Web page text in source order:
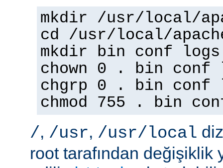
mkdir /usr/local/
cd /usr/local/
mkdir bin conf logs
chown 0 . bin conf
chgrp 0 . bin conf
chmod 755 . bin
/, /usr, /usr/local
root tarafından değişiklik